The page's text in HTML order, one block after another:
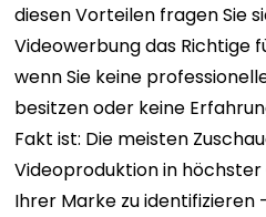
diesen Vorteilen fragen Sie
Videowerbung das Richtige
wenn Sie keine
besitzen oder keine
Fakt ist: Die meisten
Videoproduktion in
Ihrer Marke zu identifizieren